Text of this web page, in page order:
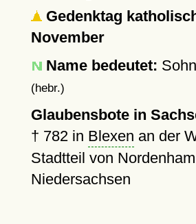
Gedenktag
November
Name bedeutet:
(hebr.)
Glaubensbote in
† 782in Blexen an der
Stadtteil von
Niedersachsen